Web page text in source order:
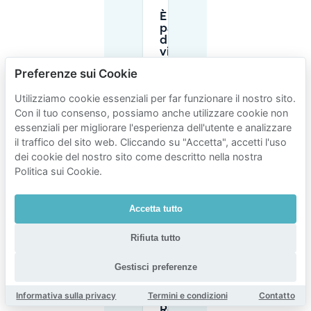
È consentito
parcheggiare
di notte
vicino a Royal
I permessi
residenti
funzionano
per il
parcheggio
dei
Kong?
è chiusa al
vicino a
Preferenze sui Cookie
Utilizziamo cookie essenziali per far funzionare il nostro sito.
Con il tuo consenso, possiamo anche utilizzare cookie non
essenziali per migliorare l'esperienza dell'utente e analizzare
il traffico del sito web. Cliccando su "Accetta", accetti l'uso
dei cookie del nostro sito come descritto nella nostra
Politica sui Cookie.
Accetta tutto
Rifiuta tutto
Gestisci preferenze
Informativa sulla privacy Termini e condizioni Contatto